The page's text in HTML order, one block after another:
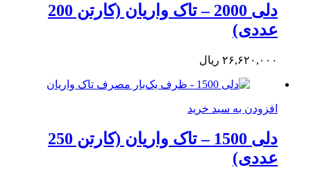
دلی 2000 – تاک واریان (کارتن 200
عددی)
۲۶,۶۲۰,۰۰۰ ریال
افزودن به سبد خرید
دلی 1500 – تاک واریان (کارتن 250
عددی)